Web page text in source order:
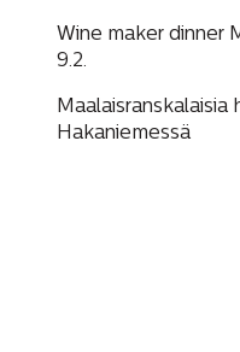
Wine maker dinner
9.2.
Maalaisranskalaisia
Hakaniemessä